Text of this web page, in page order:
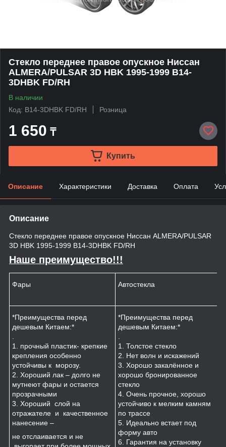
Стекло переднее правое опускное Ниссан
ALMERA/PULSAR 3D HBK 1995-1999 B14-
3DHBK FD/RH
В наличии
Код: B14-3DHBK FD/RH
Розница
1 650 ₸
Купить
Описание Характеристики Доставка Оплата
Описание
Стекло переднее правое опускное Ниссан ALMERA/PULSAR
3D HBK 1995-1999 B14-3DHBK FD/RH
Наше преимущество!!!
Фары Автостекла
*Преимущества перед
дешевым Китаем:*
.
1. прочный пластик- крепкие
крепления особенно
устойчивы к морозу.
2. Хороший лак – долго не
мутнеют фары и остается
прозрачными
3. Хороший слой на
отражателе и качественное
нанесение –
не отслаивается и не
*Преимущества перед
дешевым Китаем:*
.
1. Толстое стекло
2. Нет волн и искажений
3. Хорошо закалённое и
хорошо бронированное
стекло
4. Очень прочное, хорошо
устойчиво к мелким камням
по трассе
5. Идеально встает под
форму авто
6. Гарантия на установку